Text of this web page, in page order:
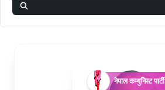
नेपाल कम्युनिस्ट पार्टी